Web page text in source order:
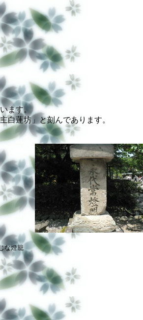
ます。
白蓮坊」
と刻んであります。
な燈籠